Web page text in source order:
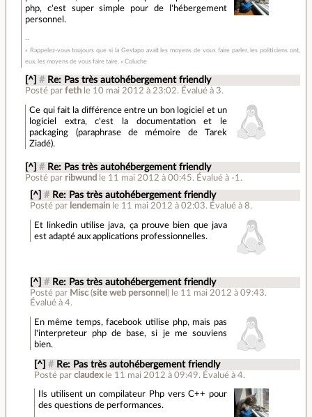
php, c'est super simple pour de l'hébergement
personnel.
« Rappelez-vous toujours que si la Gestapo avait les moyens de vous faire parler, les politiciens ont,
eux, les moyens de vous faire taire. » Coluche
[^] # Re: Pas très autohébergement friendly
Posté parfeth le 10 mai 2012 à 23:02. Évalué à 3.
Ce qui fait la différence entre un bon logiciel et un
logiciel extra, c'est la documentation et le
packaging (paraphrase de mémoire de Tarek
Ziadé).
[^] # Re: Pas très autohébergement friendly
Posté par ribwund le 11 mai 2012 à 00:45. Évalué à -1 .
[^] # Re: Pas très autohébergement friendly
Posté par lendemain le 11 mai 2012 à 02:03. Évalué à 8.
Et linkedin utilise java, ça prouve bien que java
est adapté aux applications professionnelles.
[^] # Re: Pas très autohébergement friendly
Posté par Misc(site web personnel ) le 11 mai 2012 à 09:43.
Évalué à 4.
En même temps, facebook utilise php, mais pas
l'interpreteur php de base, si je me souviens
bien.
[^] # Re: Pas très autohébergement friendly
Posté par claudex le 11 mai 2012 à 09:49. Évalué à 4.
Ils utilisent un compilateur Php vers C++ pour
des questions de performances.